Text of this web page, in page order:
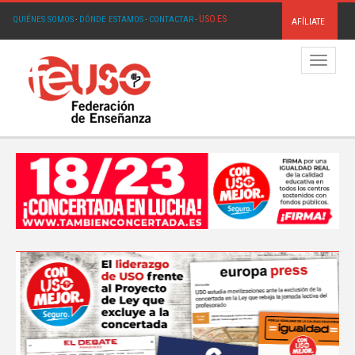
QUIÉNES SOMOS· DÓNDE ESTAMOS· CONTACTAR· USO.ES AFÍLIATE
Menú